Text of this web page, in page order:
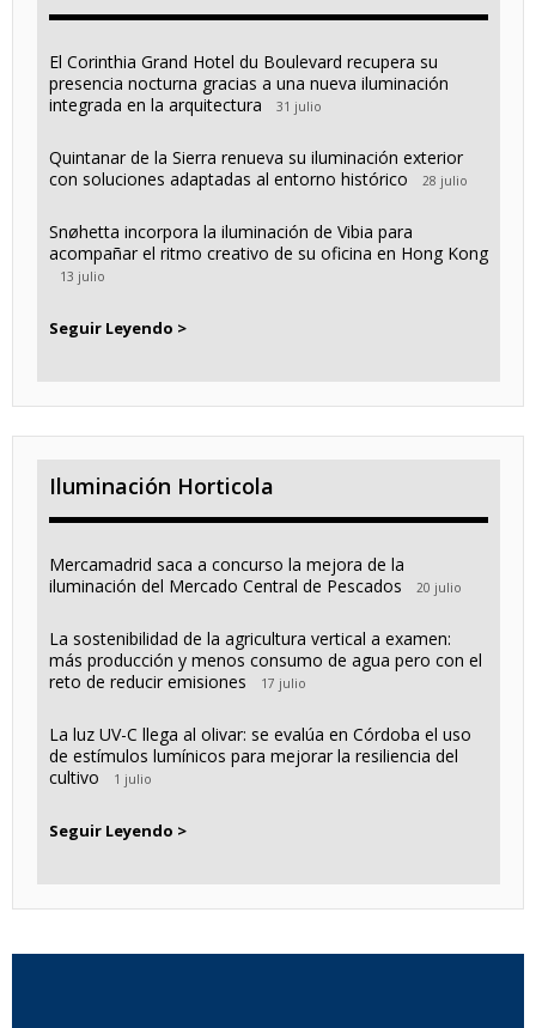
El Corinthia Grand Hotel du Boulevard recupera su
presencia nocturna gracias a una nueva iluminación
integrada en la arquitectura
31 julio
Quintanar de la Sierra renueva su iluminación exterior
con soluciones adaptadas al entorno histórico
28 julio
Snøhetta incorpora la iluminación de Vibia para
acompañar el ritmo creativo de su oficina en Hong Kong
13 julio
Seguir Leyendo >
Iluminación Horticola
Mercamadrid saca a concurso la mejora de la
iluminación del Mercado Central de Pescados
20 julio
La sostenibilidad de la agricultura vertical a examen:
más producción y menos consumo de agua pero con el
reto de reducir emisiones
17 julio
La luz UV-C llega al olivar: se evalúa en Córdoba el uso
de estímulos lumínicos para mejorar la resiliencia del
cultivo
1 julio
Seguir Leyendo >